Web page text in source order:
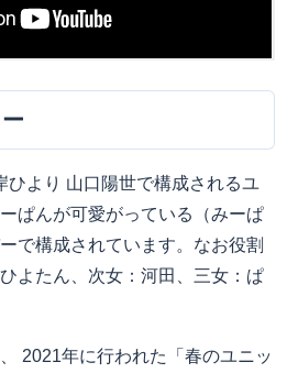
ひより 山口陽世で構成されるユ
ぱんが可愛がっている（みーぱ
で構成されています。なお役割
よたん、次女：河田、三女：ぱ
2021年に行われた「春のユニッ